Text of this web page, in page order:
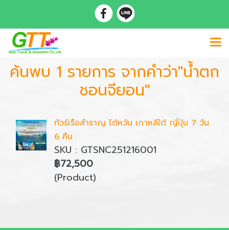
ค้นพบ 1 รายการ จากคำว่า"น้ำตก
ชอนจียอน"
ทัวร์เรือสำราญ ไต้หวัน เกาหลีใต้ ญี่ปุ่น 7 วัน
6 คืน
SKU : GTSNC251216001
฿72,500
(Product)